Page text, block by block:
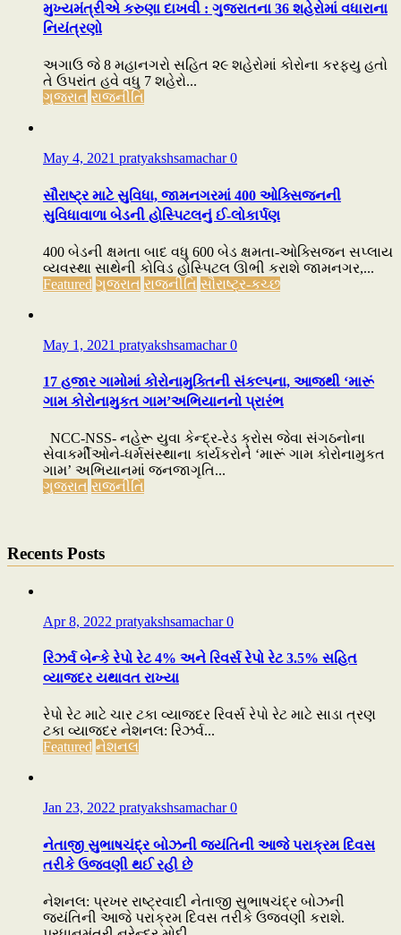
મુખ્યમંત્રીએ કરુણા દાખવી : ગુજરાતના 36 શહેરોમાં વધારાના
નિયંત્રણો
અગાઉ જે 8 મહાનગરો સહિત ૨૯ શહેરોમાં કોરોના કરફ્યુ હતો
તે ઉપરાંત હવે વધુ 7 શહેરો...
ગુજરાત રાજનીતિ
May 4, 2021 pratyakshsamachar0
સૌરાષ્ટ્ર માટે સુવિધા, જામનગરમાં 400 ઓક્સિજનની
સુવિધાવાળા બેડની હોસ્પિટલનું ઈ-લોકાર્પણ
400 બેડની ક્ષમતા બાદ વધુ 600 બેડ ક્ષમતા-ઓક્સિજન સપ્લાય
વ્યવસ્થા સાથેની કોવિડ હોસ્પિટલ ઊભી કરાશે જામનગર,...
Featured ગુજરાત રાજનીતિ સૌરાષ્ટ્ર-કચ્છ
May 1, 2021 pratyakshsamachar0
17 હજાર ગામોમાં કોરોનામુક્તિની સંકલ્પના, આજથી ‘મારૂં
ગામ કોરોનામુકત ગામ’અભિયાનનો પ્રારંભ
NCC-NSS- નહેરૂ યુવા કેન્દ્ર-રેડ ક્રોસ જેવા સંગઠનોના
સેવાકર્મીઓને-ધર્મસંસ્થાના કાર્યકરોને ‘મારૂં ગામ કોરોનામુકત
ગામ’ અભિયાનમાં જનજાગૃતિ...
ગુજરાત રાજનીતિ
Recents Posts
Apr 8, 2022 pratyakshsamachar0
રિઝર્વ બેન્કે રેપો રેટ 4% અને રિવર્સ રેપો રેટ 3.5% સહિત
વ્યાજદર યથાવત રાખ્યા
રેપો રેટ માટે ચાર ટકા વ્યાજદર રિવર્સ રેપો રેટ માટે સાડા ત્રણ
ટકા વ્યાજદર નેશનલ: રિઝર્વ...
Featured નેશનલ
Jan 23, 2022 pratyakshsamachar0
નેતાજી સુભાષચંદ્ર બોઝની જયંતિની આજે પરાક્રમ દિવસ
તરીકે ઉજવણી થઈ રહી છે
નેશનલ: પ્રખર રાષ્ટ્રવાદી નેતાજી સુભાષચંદ્ર બોઝની
જયંતિની આજે પરાક્રમ દિવસ તરીકે ઉજવણી કરાશે.